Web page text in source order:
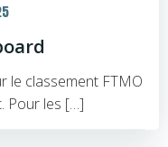
le classement FTMO
Pour les […]